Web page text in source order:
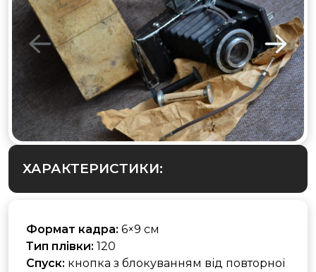
ХАРАКТЕРИСТИКИ:
Формат кадра: 6×9 см
Тип плівки: 120
Спуск: кнопка з блокуванням від повторної